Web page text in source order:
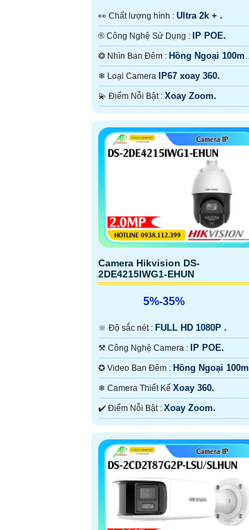
️👀 Chất lượng hình : Ultra 2k + .
®️ Công Nghệ Sử Dụng : IP POE.
❂ Nhìn Ban Đêm : Hồng Ngoại 100m
Hồng Ngoại Smart IR.
❄ Loại Camera IP67 xoay 360.
️💫 Điểm Nỗi Bật : Xoay Zoom.
Camera Hikvision DS-
2DE4215IWG1-EHUN
5%-35%
🔆 Độ sắc nét : FULL HD 1080P .
⚒ Công Nghệ Camera : IP POE.
✪ Video Ban Đêm : Hồng Ngoại 100m
Hồng Ngoại Smart IR.
❄ Camera Thiết Kế Xoay 360.
️✔️ Điểm Nỗi Bật : Xoay Zoom.